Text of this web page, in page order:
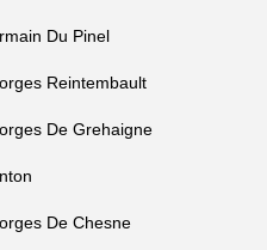
Du Pinel
Reintembault
De Grehaigne
De Chesne